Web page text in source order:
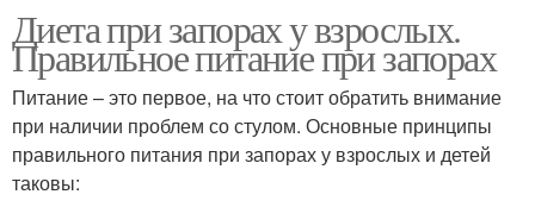
Диета при запорах у взрослых.
Правильное питание при запорах
Питание – это первое, на что стоит обратить внимание
при наличии проблем со стулом. Основные принципы
правильного питания при запорах у взрослых и детей
таковы: